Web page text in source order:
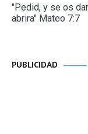
"Pedid, y se os
abrira" Mateo 7:7
PUBLICIDAD